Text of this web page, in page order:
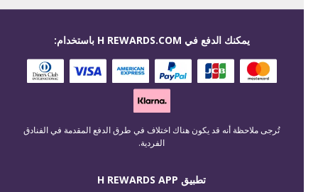
تطبيق H REWARDS APP
يمكنك الدفع في H REWARDS.COM باستخدام:
تُرجى ملاحظة أنه قد يكون هناك اختلاف في طرق الدفع المقدمة في الفنادق
الفردية.